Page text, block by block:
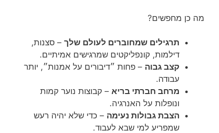
מה כן מחפשים?
תרגילים שמחוברים לעולם שלך – סצנות,
דילמות, קונפליקטים שמרגישים אמיתיים.
קצב גבוה – פחות ״דיבורים על אמנות״, יותר
עבודה.
מרחב חברתי בריא – קבוצות נוער קמות
ונופלות על האנרגיה.
הצבת גבולות נעימה – כדי שלא יהיה רעש
שמפריע למי שבא לעבוד.